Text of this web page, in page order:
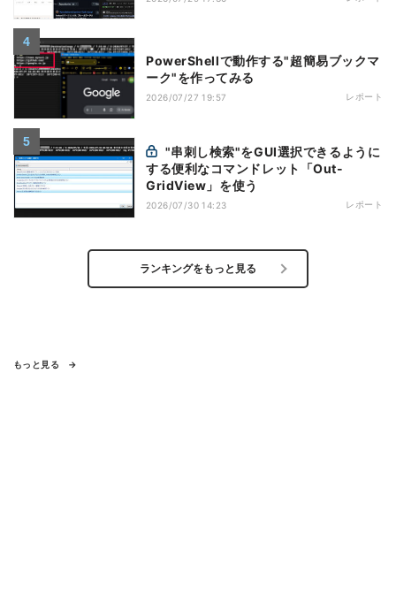
PowerShellで動作する"超簡易ブックマ
ーク"を作ってみる
2026/07/27 19:57 レポート
する便利なコマンドレット「Out-
GridView」を使う
2026/07/30 14:23 レポート
ランキングをもっと見る
もっと見る